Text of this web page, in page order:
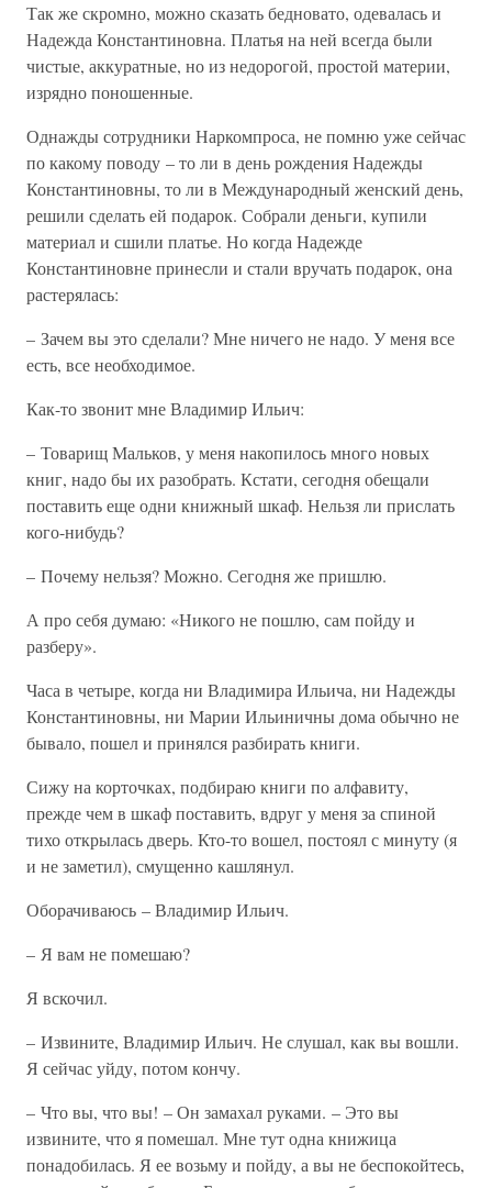
Так же скромно, можно сказать бедновато, одевалась и
Надежда Константиновна. Платья на ней всегда были
чистые, аккуратные, но из недорогой, простой материи,
изрядно поношенные.
Однажды сотрудники Наркомпроса, не помню уже сейчас
по какому поводу – то ли в день рождения Надежды
Константиновны, то ли в Международный женский день,
решили сделать ей подарок. Собрали деньги, купили
материал и сшили платье. Но когда Надежде
Константиновне принесли и стали вручать подарок, она
растерялась:
– Зачем вы это сделали? Мне ничего не надо. У меня все
есть, все необходимое.
Как-то звонит мне Владимир Ильич:
– Товарищ Мальков, у меня накопилось много новых
книг, надо бы их разобрать. Кстати, сегодня обещали
поставить еще одни книжный шкаф. Нельзя ли прислать
кого-нибудь?
– Почему нельзя? Можно. Сегодня же пришлю.
А про себя думаю: «Никого не пошлю, сам пойду и
разберу».
Часа в четыре, когда ни Владимира Ильича, ни Надежды
Константиновны, ни Марии Ильиничны дома обычно не
бывало, пошел и принялся разбирать книги.
Сижу на корточках, подбираю книги по алфавиту,
прежде чем в шкаф поставить, вдруг у меня за спиной
тихо открылась дверь. Кто-то вошел, постоял с минуту (я
и не заметил), смущенно кашлянул.
Оборачиваюсь – Владимир Ильич.
– Я вам не помешаю?
Я вскочил.
– Извините, Владимир Ильич. Не слушал, как вы вошли.
Я сейчас уйду, потом кончу.
– Что вы, что вы! – Он замахал руками. – Это вы
извините, что я помешал. Мне тут одна книжица
понадобилась. Я ее возьму и пойду, а вы не беспокойтесь,